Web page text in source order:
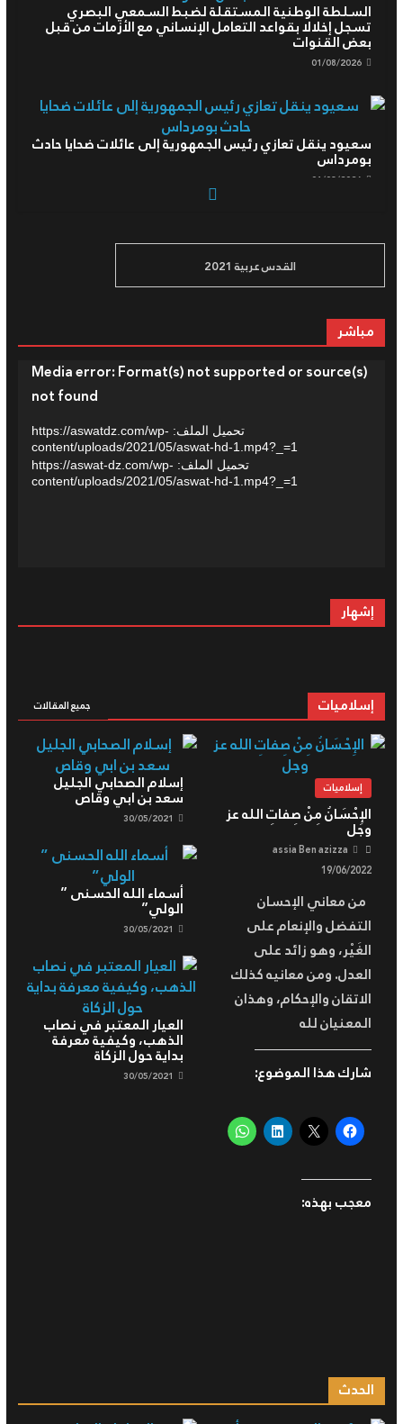
بعض القنوات
01/08/2026
سعيود ينقل تعازي رئيس الجمهورية إلى عائلات ضحايا حادث
01/08/2026
مجلس الأمة ونجل الشهيد الرمز مصطفى بن بولعيد
رئيس الجمهورية يترأس مراسم الاحتفال باليوم الوطني
للجيش الوطني الشعبي
04/08/2026
القدس عربية 2021
مباشر
مشغل
Media error: Format(s) not supported or source(s)
not found
تحميل الملف: https://aswatdz.com/wp-
content/uploads/2021/05/aswat-hd-1.mp4?_=1
تحميل الملف: https://aswat-dz.com/wp-
content/uploads/2021/05/aswat-hd-1.mp4?_=1
إشهار
إسلاميات جميع المقالات
إسلاميات
الإِحْسَانُ مِنْ صِفاتِ الله عز
وجل
assia Ben azizza
19/06/2022
من معاني الإحسان
التفضل والإنعام على
الغَيْر، وهو زائد على
العدل. ومن معانيه كذلك
الاتقان والإحكام، وهذان
المعنيان لله
شارك هذا الموضوع:
معجب بهذه:
إسلام الصحابي الجليل
سعد بن ابي وقاص
30/05/2021
أسماء الله الحسنى ”
الولي”
30/05/2021
العيار المعتبر في نصاب
الذهب، وكيفية معرفة
بداية حول الزكاة
30/05/2021
الحدث